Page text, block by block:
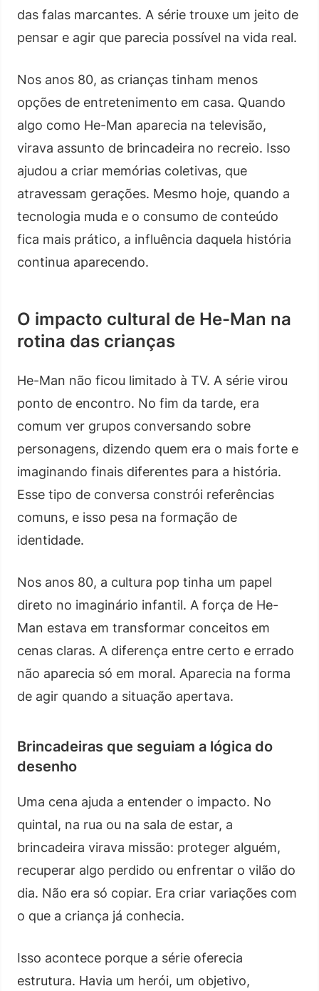
das falas marcantes. A série trouxe um jeito de
pensar e agir que parecia possível na vida real.
Nos anos 80, as crianças tinham menos
opções de entretenimento em casa. Quando
algo como He-Man aparecia na televisão,
virava assunto de brincadeira no recreio. Isso
ajudou a criar memórias coletivas, que
atravessam gerações. Mesmo hoje, quando a
tecnologia muda e o consumo de conteúdo
fica mais prático, a influência daquela história
continua aparecendo.
O impacto cultural de He-Man na
rotina das crianças
He-Man não ficou limitado à TV. A série virou
ponto de encontro. No fim da tarde, era
comum ver grupos conversando sobre
personagens, dizendo quem era o mais forte e
imaginando finais diferentes para a história.
Esse tipo de conversa constrói referências
comuns, e isso pesa na formação de
identidade.
Nos anos 80, a cultura pop tinha um papel
direto no imaginário infantil. A força de He-
Man estava em transformar conceitos em
cenas claras. A diferença entre certo e errado
não aparecia só em moral. Aparecia na forma
de agir quando a situação apertava.
Brincadeiras que seguiam a lógica do
desenho
Uma cena ajuda a entender o impacto. No
quintal, na rua ou na sala de estar, a
brincadeira virava missão: proteger alguém,
recuperar algo perdido ou enfrentar o vilão do
dia. Não era só copiar. Era criar variações com
o que a criança já conhecia.
Isso acontece porque a série oferecia
estrutura. Havia um herói, um objetivo,